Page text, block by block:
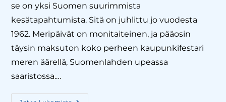
se on yksi Suomen suurimmista
kesätapahtumista. Sitä on juhlittu jo vuodesta
1962. Meripäivät on monitaiteinen, ja pääosin
täysin maksuton koko perheen kaupunkifestari
meren äärellä, Suomenlahden upeassa
saaristossa.…